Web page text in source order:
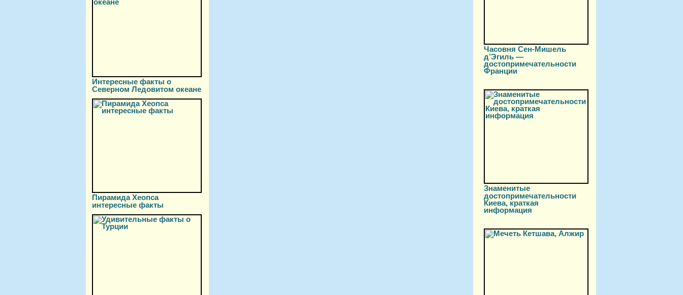
Интересные факты о
Северном Ледовитом океане
Пирамида Хеопса
интересные факты
Часовня Сен-Мишель
д’Эгиль —
достопримечательности
Франции
Знаменитые
достопримечательности
Киева, краткая
информация